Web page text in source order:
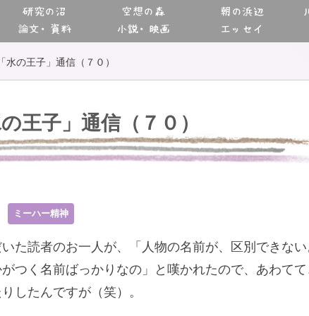
研究の沼
論文・資料
空想の森
小説・映画
朝の浜辺
エッセイ
「水の王子」通信（７０）
の王子」通信（７０）
ミーハー精神
た読者のお一人が、「人物の名前が、区別できな
つく名前ばっかりなの」と嘆かれたので、あわて
したんですが（笑）。